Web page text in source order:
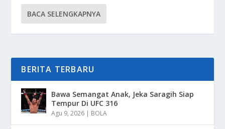
BACA SELENGKAPNYA
BERITA TERBARU
Bawa Semangat Anak, Jeka Saragih Siap
Tempur Di UFC 316
Agu 9, 2026 | BOLA